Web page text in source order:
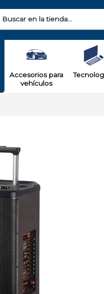
Enviar a email
Accesorios para
vehículos